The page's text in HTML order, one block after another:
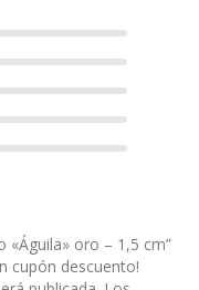
«Águila» oro – 1,5 cm”
cupón descuento!